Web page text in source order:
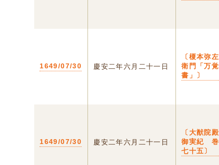
1649/07/30 慶安二年六月二十一日
〔榎本弥左
衛門「万覚
書」〕
1649/07/30 慶安二年六月二十一日
〔大猷院殿
御実紀 巻
七十五〕